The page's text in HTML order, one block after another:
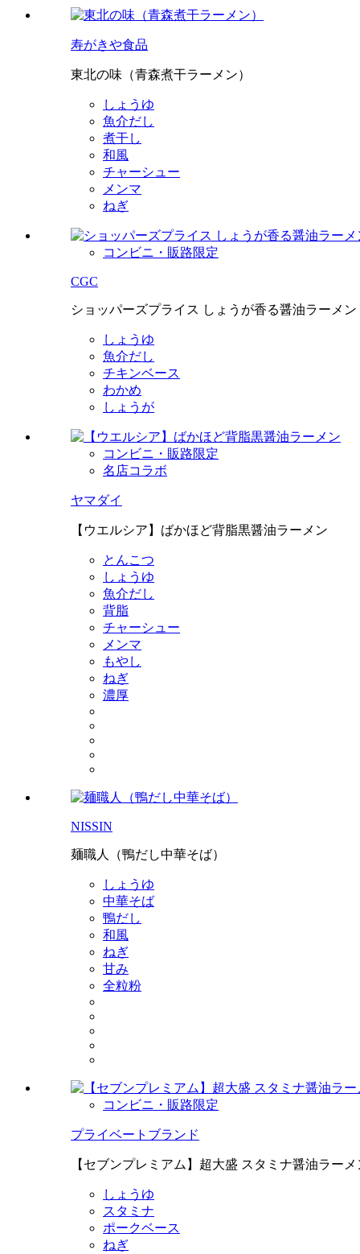
寿がきや食品
東北の味（青森煮干ラーメン）
しょうゆ
魚介だし
煮干し
和風
チャーシュー
メンマ
ねぎ
コンビニ・販路限定
CGC
ショッパーズプライス しょうが香る醤油ラーメン
しょうゆ
魚介だし
チキンベース
わかめ
しょうが
コンビニ・販路限定
名店コラボ
ヤマダイ
【ウエルシア】ばかほど背脂黒醤油ラーメン
とんこつ
しょうゆ
魚介だし
背脂
チャーシュー
メンマ
もやし
ねぎ
濃厚
NISSIN
麺職人（鴨だし中華そば）
しょうゆ
中華そば
鴨だし
和風
ねぎ
甘み
全粒粉
コンビニ・販路限定
プライベートブランド
【セブンプレミアム】超大盛 スタミナ醤油ラーメ
しょうゆ
スタミナ
ポークベース
ねぎ